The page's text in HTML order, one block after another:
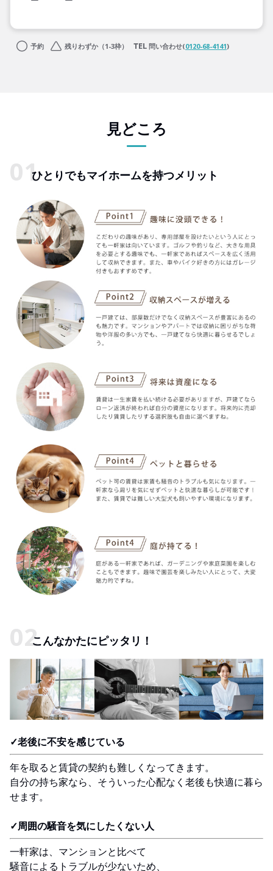
予約 残りわずか（1-3枠） 問い合わせ(0120-68-4141)
見どころ
ひとりでもマイホームを持つメリット
こんなかたにピッタリ！
✓老後に不安を感じている
年を取ると賃貸の契約も難しくなってきます。
自分の持ち家なら、そういった心配なく老後も快適に暮ら
せます。
✓周囲の騒音を気にしたくない人
一軒家は、マンションと比べて
騒音によるトラブルが少ないため、